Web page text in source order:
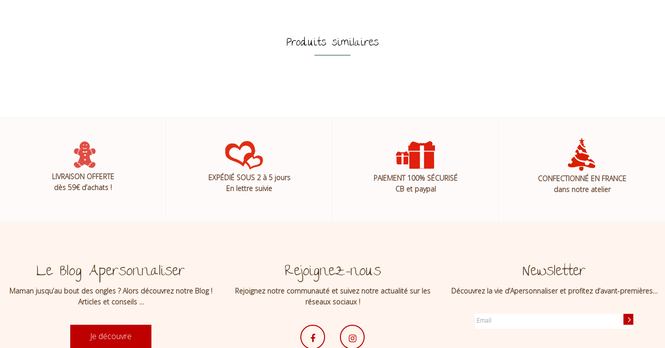
Produits similaires
LIVRAISON OFFERTE
dès 59€ d’achats !
EXPÉDIÉ SOUS 2 à 5 jours
En lettre suivie
PAIEMENT 100% SÉCURISÉ
CB et paypal
CONFECTIONNÉ EN FRANCE
dans notre atelier
Le Blog Apersonnaliser
Maman jusqu’au bout des ongles ? Alors découvrez notre Blog !
Articles et conseils …
Je découvre
Rejoignez-nous
Rejoignez notre communauté et suivez notre actualité sur les
réseaux sociaux !
Newsletter
Découvrez la vie d’Apersonnaliser et profitez d’avant-premières…